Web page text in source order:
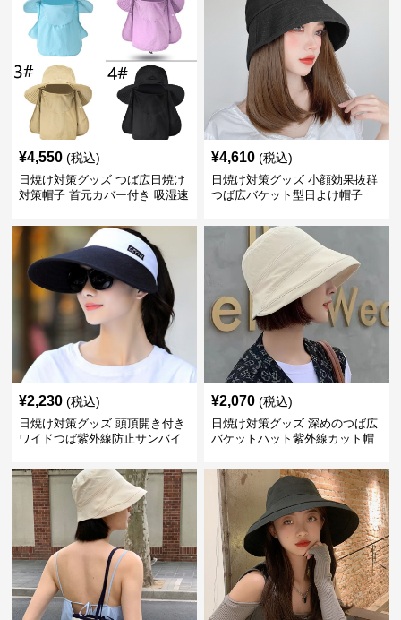
¥4,550 (税込)
日焼け対策グッズ つば広日焼け
対策帽子 首元カバー付き 吸湿速
¥4,610 (税込)
日焼け対策グッズ 小顔効果抜群
つば広バケット型日よけ帽子
¥2,230 (税込)
日焼け対策グッズ 頭頂開き付き
ワイドつば紫外線防止サンバイ
¥2,070 (税込)
日焼け対策グッズ 深めのつば広
バケットハット紫外線カット帽